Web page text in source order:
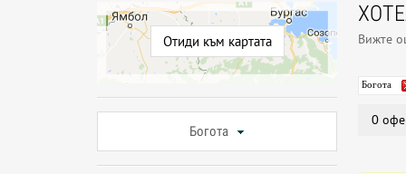
Отиди към картата
Богота
Вижте
Богота
0